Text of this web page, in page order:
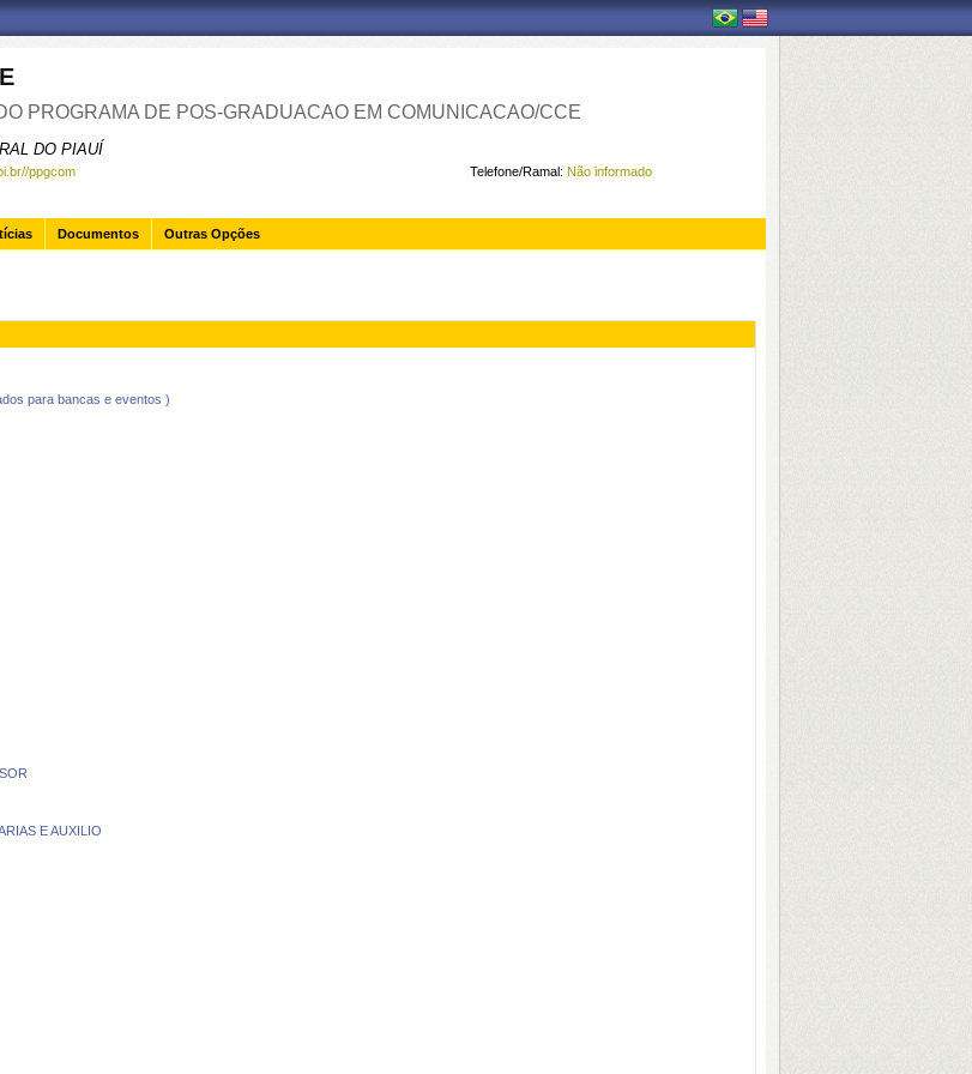
PROGRAMA DE POS-GRADUACAO EM COMUNICACAO/CCE
DO PIAUÍ
Telefone/Ramal: Não informado
ppgcom
Documentos Outras Opções
para bancas e eventos )
E AUXILIO